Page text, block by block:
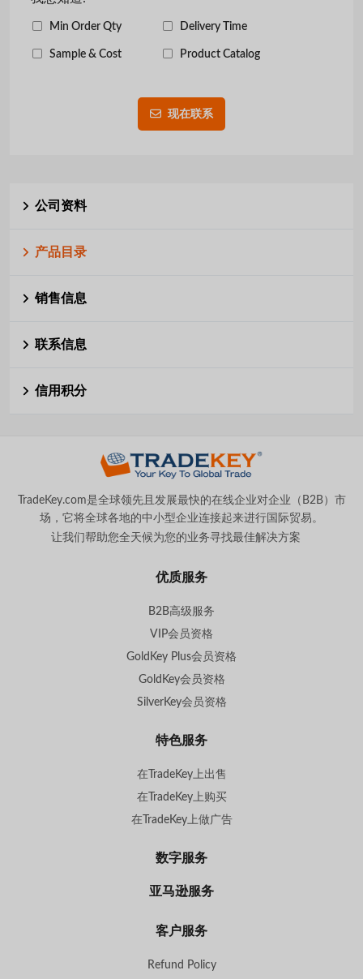
Min Order Qty Delivery Time
Sample & Cost Product Catalog
现在联系
公司资料
产品目录
销售信息
联系信息
信用积分
TradeKey.com是全球领先且发展最快的在线企业对企业（B2B）市
场，它将全球各地的中小型企业连接起来进行国际贸易。
让我们帮助您全天候为您的业务寻找最佳解决方案
优质服务
B2B高级服务
VIP会员资格
GoldKey Plus会员资格
GoldKey会员资格
SilverKey会员资格
特色服务
在TradeKey上出售
在TradeKey上购买
在TradeKey上做广告
数字服务
亚马逊服务
客户服务
Refund Policy